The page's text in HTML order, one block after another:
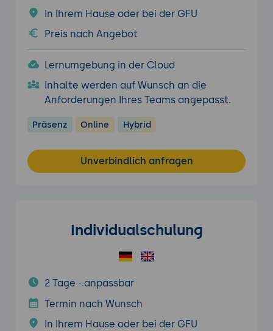
In Ihrem Hause oder bei der GFU
Preis nach Angebot
Lernumgebung in der Cloud
Inhalte werden auf Wunsch an die
Anforderungen Ihres Teams angepasst.
Präsenz Online Hybrid
Unverbindlich anfragen
Individualschulung
2 Tage - anpassbar
Termin nach Wunsch
In Ihrem Hause oder bei der GFU